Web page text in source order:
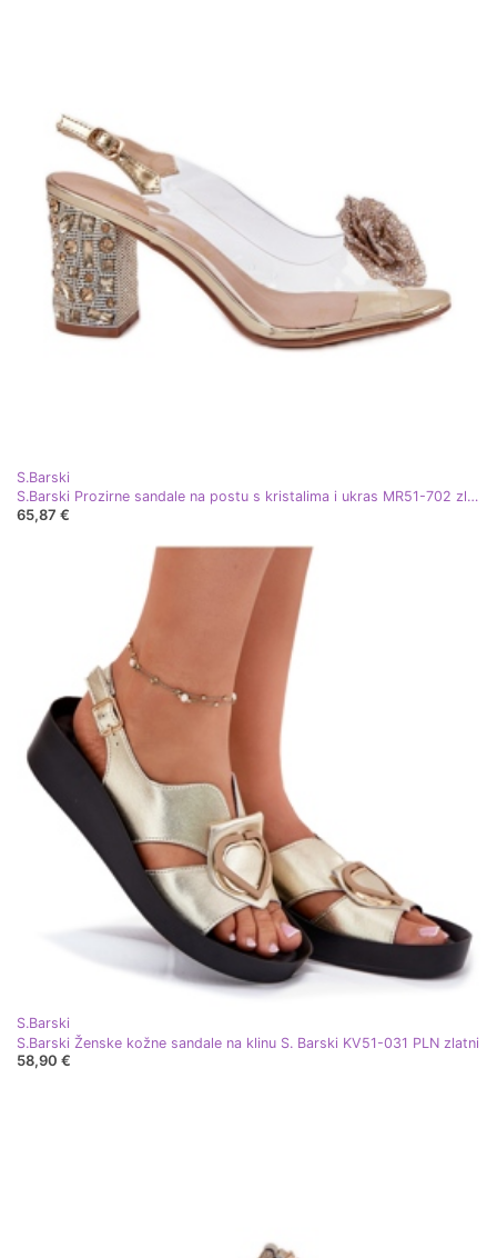
S.Barski
S.Barski Prozirne sandale na postu s kristalima i ukras MR51-702 zlatni
65,87 €
S.Barski
S.Barski Ženske kožne sandale na klinu S. Barski KV51-031 PLN zlatni
58,90 €